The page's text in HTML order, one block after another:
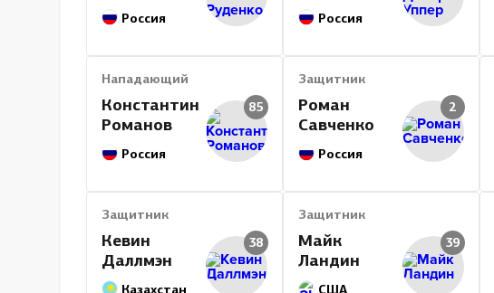
Россия Россия
Нападающий
Константин
Романов
Россия
85
Защитник
Роман
Савченко
Россия
2
Защитник
Кевин
Даллмэн
Казахстан
38
Защитник
Майк
Ландин
США
39